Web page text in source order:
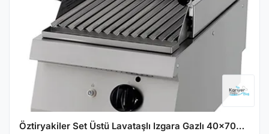
Öztiryakiler Set Üstü Lavataşlı Izgara Gazlı 40x70x30 700 Seri 7864.N1.40703.12